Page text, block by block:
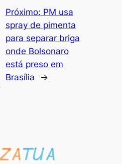
Próximo: PM usa
spray de pimenta
para separar briga
onde Bolsonaro
está preso em
Brasília
→